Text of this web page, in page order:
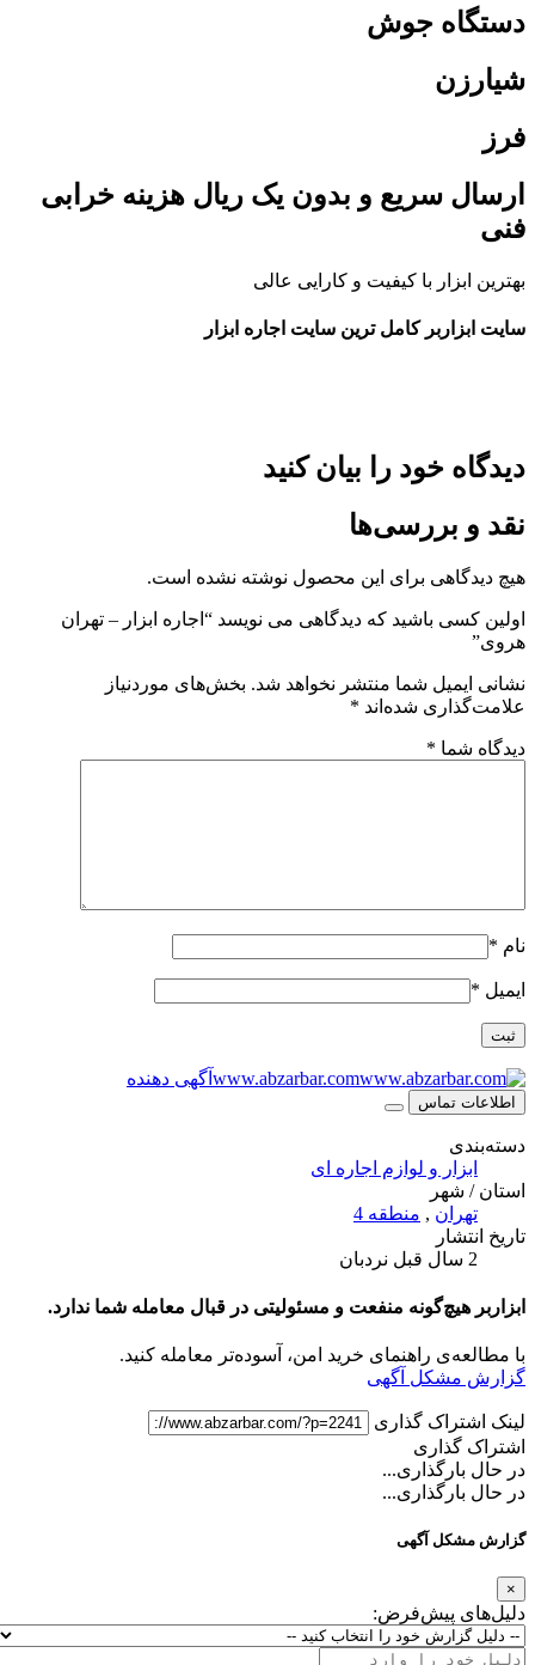
دستگاه جوش
شیارزن
فرز
ارسال سریع و بدون یک ریال هزینه خرابی
فنی
بهترین ابزار با کیفیت و کارایی عالی
سایت ابزاربر کامل ترین سایت اجاره ابزار
دیدگاه خود را بیان کنید
نقد و بررسی‌ها
هیچ دیدگاهی برای این محصول نوشته نشده است.
اولین کسی باشید که دیدگاهی می نویسد “اجاره ابزار – تهران
هروی”
نشانی ایمیل شما منتشر نخواهد شد. بخش‌های موردنیاز
علامت‌گذاری شده‌اند *
دیدگاه شما *
نام *
ایمیل *
www.abzarbar.comآگهی دهنده
اطلاعات تماس
دسته‌بندی
ابزار و لوازم اجاره ای
استان / شهر
تهران, منطقه 4
تاریخ انتشار
2 سال قبل
نردبان
ابزاربر هیچ‌گونه منفعت و مسئولیتی در قبال معامله شما ندارد.
با مطالعه‌ی راهنمای خرید امن، آسوده‌تر معامله کنید.
گزارش مشکل آگهی
لینک اشتراک گذاری
اشتراک گذاری
در حال بارگذاری...
در حال بارگذاری...
گزارش مشکل آگهی
×
دلیل‌های پیش‌فرض: